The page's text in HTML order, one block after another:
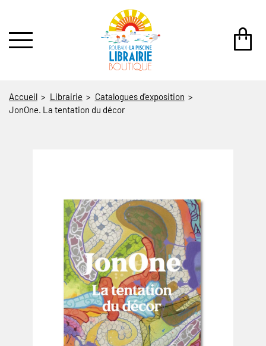
Accueil Librairie
Catalogues d'exposition
JonOne. La tentation du décor